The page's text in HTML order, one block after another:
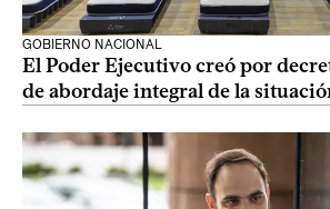
GOBIERNO NACIONAL
El Poder Ejecutivo creó por
de abordaje integral de la